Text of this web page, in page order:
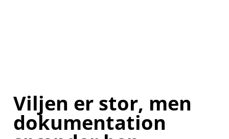
Viljen er stor, men
dokumentation